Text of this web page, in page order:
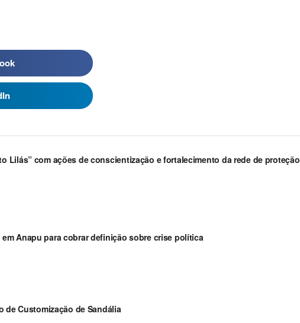
Lilás” com ações de conscientização e fortalecimento da rede de proteção
Anapu para cobrar definição sobre crise política
Customização de Sandália